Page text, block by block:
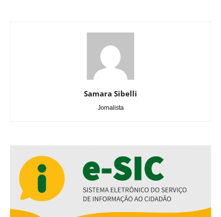
Samara Sibelli
Jornalista